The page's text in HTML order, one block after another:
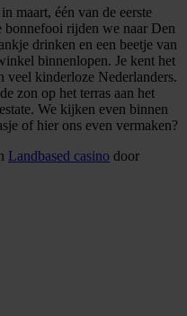
maart, één van de eerste
bonnefooi rijden we naar Den
drinken en een beetje van
binnenlopen. Je kent het
veel kinderloze Nederlanders.
zon op het terras aan het
We kijken even binnen
of hier ons even vermaken?
Landbased casino door